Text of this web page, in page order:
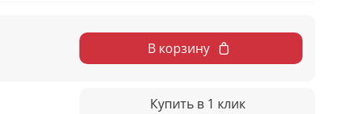
В корзину
Купить в 1 клик